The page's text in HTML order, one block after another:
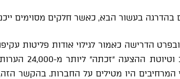
בהדרגה בעשור הבא, כאשר חלקים מסוימים ייכנסו
ובפרט הדרישה כאמור לגילוי אודות פליטות
גורמים שונים
המרחיבים היו מטילים על החברות. בהקשר